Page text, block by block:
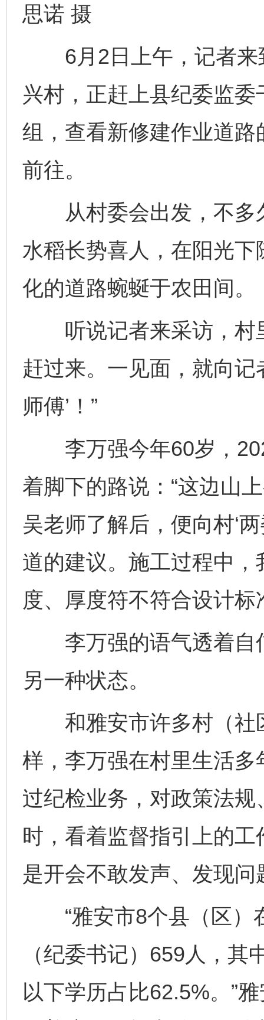
思诺 摄
6月2日上午，记者来
兴村，正赶上县纪委监
组，查看新修建作业道
前往。
从村委会出发，不多
水稻长势喜人，在阳光
化的道路蜿蜒于农田间。
听说记者来采访，村
赶过来。一见面，就向记
师傅’！”
李万强今年60岁，
着脚下的路说：“这边山
吴老师了解后，便向村‘
道的建议。施工过程中
度、厚度符不符合设计
李万强的语气透着自
另一种状态。
和雅安市许多村（社
样，李万强在村里生活
过纪检业务，对政策法
时，看着监督指引上的
是开会不敢发声、发现
“雅安市8个县（区）
（纪委书记）659人，
以下学历占比62.5%。”